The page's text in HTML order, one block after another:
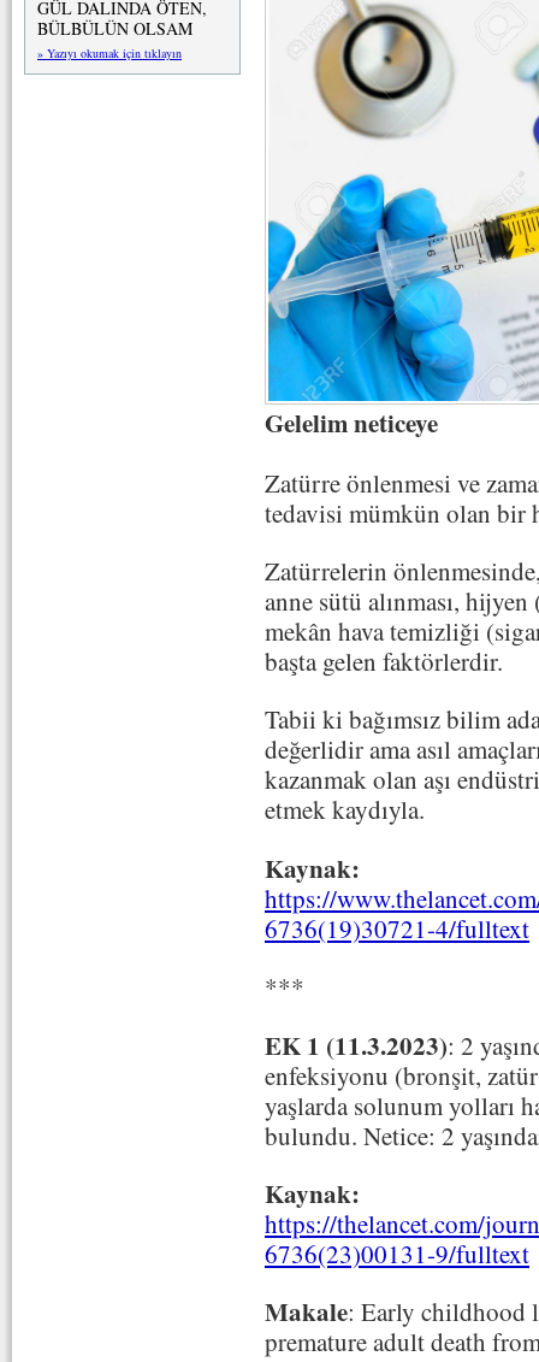
GÜL DALINDA ÖTEN,
BÜLBÜLÜN OLSAM
» Yazıyı okumak için tıklayın
Gelelim neticeye
Zatürre önlenmesi ve
tedavisi mümkün olan bir
Zatürrelerin
anne sütü alınması,
mekân hava temizliği
başta gelen faktörlerdir.
Tabii ki bağımsız bilim
değerlidir ama asıl
kazanmak olan aşı
etmek kaydıyla.
Kaynak:
https://
6736(19)30721-4/fulltext
***
EK 1 (11.3.2023): 2
enfeksiyonu (bronşit,
yaşlarda solunum yolları
bulundu. Netice: 2
Kaynak:
https://thelancet.com/
6736(23)00131-9/fulltext
Makale: Early childhood
premature adult death